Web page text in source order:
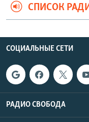
СПИСОК
СОЦИАЛЬНЫЕ СЕТИ
РАДИО СВОБОДА